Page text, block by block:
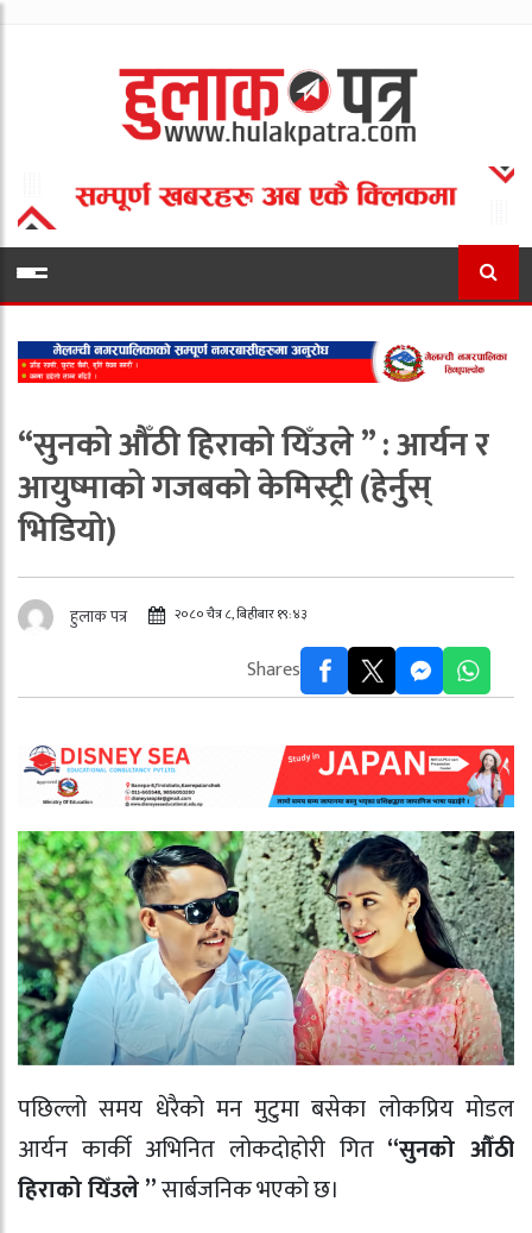
“सुनको औँठी हिराको यिँउले ” : आर्यन र
आयुष्माको गजबको केमिस्ट्री (हेर्नुस्
भिडियो)
हुलाक पत्र २०८० चैत्र ८, बिहीबार १९:४३
Shares
पछिल्लो समय धेरैको मन मुटुमा बसेका लोकप्रिय मोडल
आर्यन कार्की अभिनित लोकदोहोरी गित “सुनको औँठी
हिराको यिँउले ”सार्बजनिक भएको छ।